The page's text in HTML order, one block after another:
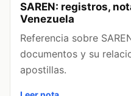
SAREN: registros,
Venezuela
Referencia sobre
documentos y su
apostillas.